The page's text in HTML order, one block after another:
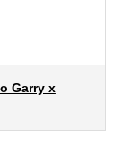
Garry x